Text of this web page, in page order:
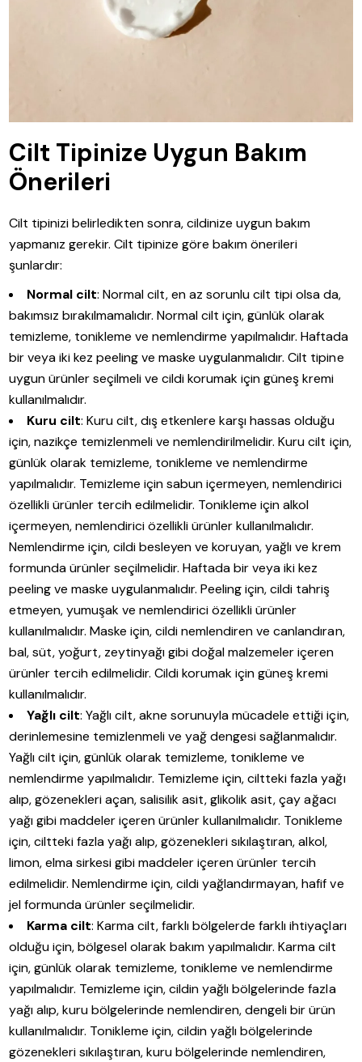
Cilt Tipinize Uygun Bakım
Önerileri
Cilt tipinizi belirledikten sonra, cildinize uygun bakım
yapmanız gerekir. Cilt tipinize göre bakım önerileri
şunlardır:
Normal cilt: Normal cilt, en az sorunlu cilt tipi olsa da,
bakımsız bırakılmamalıdır. Normal cilt için, günlük olarak
temizleme, tonikleme ve nemlendirme yapılmalıdır. Haftada
bir veya iki kez peeling ve maske uygulanmalıdır. Cilt tipine
uygun ürünler seçilmeli ve cildi korumak için güneş kremi
kullanılmalıdır.
Kuru cilt: Kuru cilt, dış etkenlere karşı hassas olduğu
için, nazikçe temizlenmeli ve nemlendirilmelidir. Kuru cilt için,
günlük olarak temizleme, tonikleme ve nemlendirme
yapılmalıdır. Temizleme için sabun içermeyen, nemlendirici
özellikli ürünler tercih edilmelidir. Tonikleme için alkol
içermeyen, nemlendirici özellikli ürünler kullanılmalıdır.
Nemlendirme için, cildi besleyen ve koruyan, yağlı ve krem
formunda ürünler seçilmelidir. Haftada bir veya iki kez
peeling ve maske uygulanmalıdır. Peeling için, cildi tahriş
etmeyen, yumuşak ve nemlendirici özellikli ürünler
kullanılmalıdır. Maske için, cildi nemlendiren ve canlandıran,
bal, süt, yoğurt, zeytinyağı gibi doğal malzemeler içeren
ürünler tercih edilmelidir. Cildi korumak için güneş kremi
kullanılmalıdır.
Yağlı cilt: Yağlı cilt, akne sorunuyla mücadele ettiği için,
derinlemesine temizlenmeli ve yağ dengesi sağlanmalıdır.
Yağlı cilt için, günlük olarak temizleme, tonikleme ve
nemlendirme yapılmalıdır. Temizleme için, ciltteki fazla yağı
alıp, gözenekleri açan, salisilik asit, glikolik asit, çay ağacı
yağı gibi maddeler içeren ürünler kullanılmalıdır. Tonikleme
için, ciltteki fazla yağı alıp, gözenekleri sıkılaştıran, alkol,
limon, elma sirkesi gibi maddeler içeren ürünler tercih
edilmelidir. Nemlendirme için, cildi yağlandırmayan, hafif ve
jel formunda ürünler seçilmelidir.
Karma cilt: Karma cilt, farklı bölgelerde farklı ihtiyaçları
olduğu için, bölgesel olarak bakım yapılmalıdır. Karma cilt
için, günlük olarak temizleme, tonikleme ve nemlendirme
yapılmalıdır. Temizleme için, cildin yağlı bölgelerinde fazla
yağı alıp, kuru bölgelerinde nemlendiren, dengeli bir ürün
kullanılmalıdır. Tonikleme için, cildin yağlı bölgelerinde
gözenekleri sıkılaştıran, kuru bölgelerinde nemlendiren,